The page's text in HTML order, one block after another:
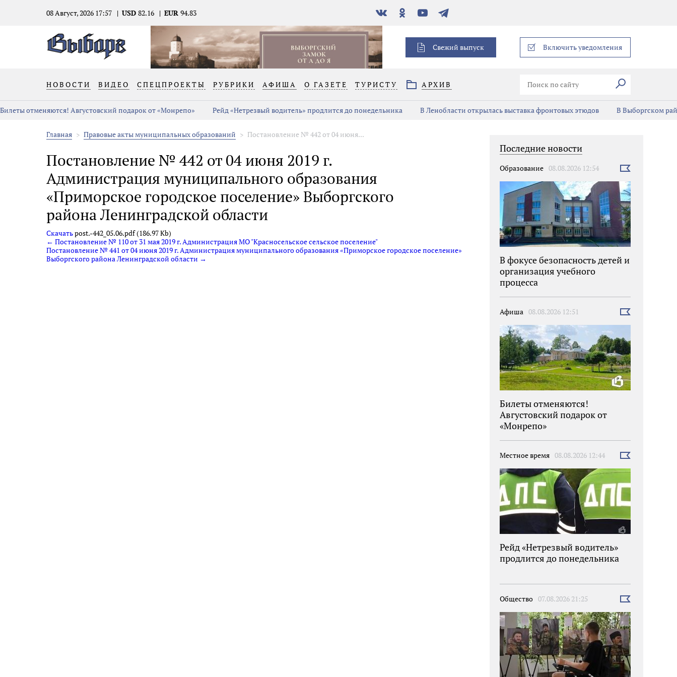
08 Август, 2026 17:57 USD 82.16 EUR 94.83
В
контакте
Одноклассники
YouTubeТелеграм
Свежий выпуск Включить уведомления
НОВОСТИ ВИДЕО СПЕЦПРОЕКТЫ РУБРИКИ АФИША О ГАЗЕТЕ ТУРИСТУ АРХИВ Искать
Билеты отменяются! Августовский подарок от «Монрепо» Рейд «Нетрезвый водитель» продлится до понедельника В Ленобласти открылась выставка фронтовых этюдов В Выборгском
Главная Правовые акты муниципальных образований Постановление № 442 от 04 июня...
Постановление № 442 от 04 июня 2019 г.
Администрация муниципального образования
«Приморское городское поселение» Выборгского
района Ленинградской области
Скачатьpost.-442_05.06.pdf (186.97 Kb)
← Постановление № 110 от 31 мая 2019 г. Администрация МО "Красносельское сельское поселение"
Постановление № 441 от 04 июня 2019 г. Администрация муниципального образования «Приморское городское поселение»
Выборгского района Ленинградской области →
Последние новости
Образование 08.08.2026 12:54
Выбрать
В фокусе безопасность детей и
организация учебного
процесса
Афиша 08.08.2026 12:51
Выбрать
Билеты отменяются!
Августовский подарок от
«Монрепо»
Местное время 08.08.2026 12:44
Выбрать
Рейд «Нетрезвый водитель»
продлится до понедельника
Общество 07.08.2026 21:25
Выбрать